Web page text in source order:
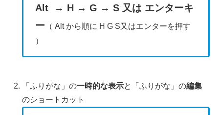
Alt → H → G → S 又は エンターキ
ー （ Alt から順に H G S又はエンターを押す
）
「ふりがな」の一時的な表示と「ふりがな」の編集
のショートカット